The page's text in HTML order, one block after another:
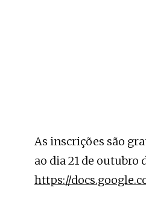
As inscrições são
ao dia 21 de
https://